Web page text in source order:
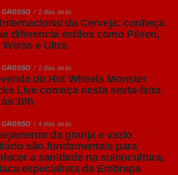
sobrepor aos sabores dos
Governador assina
para construção do
de Alta Floresta
(em português, Pils em alemão) tem
lupulagem, que lhe confere um
a cerveja pilsen ganhou notoriedade
cerveja clara.
GROSSO 2 dias atrás
da Cerveja: conheça
diferencia estilos como Pilsen,
Weiss e Ultra
GROSSO 2 dias atrás
do Hot Wheels Monster
Live começa nesta sexta-feira
às 10h
GROSSO 4 dias atrás
da granja e vazio
são fundamentais para
a sanidade na suinocultura,
especialista da Embrapa